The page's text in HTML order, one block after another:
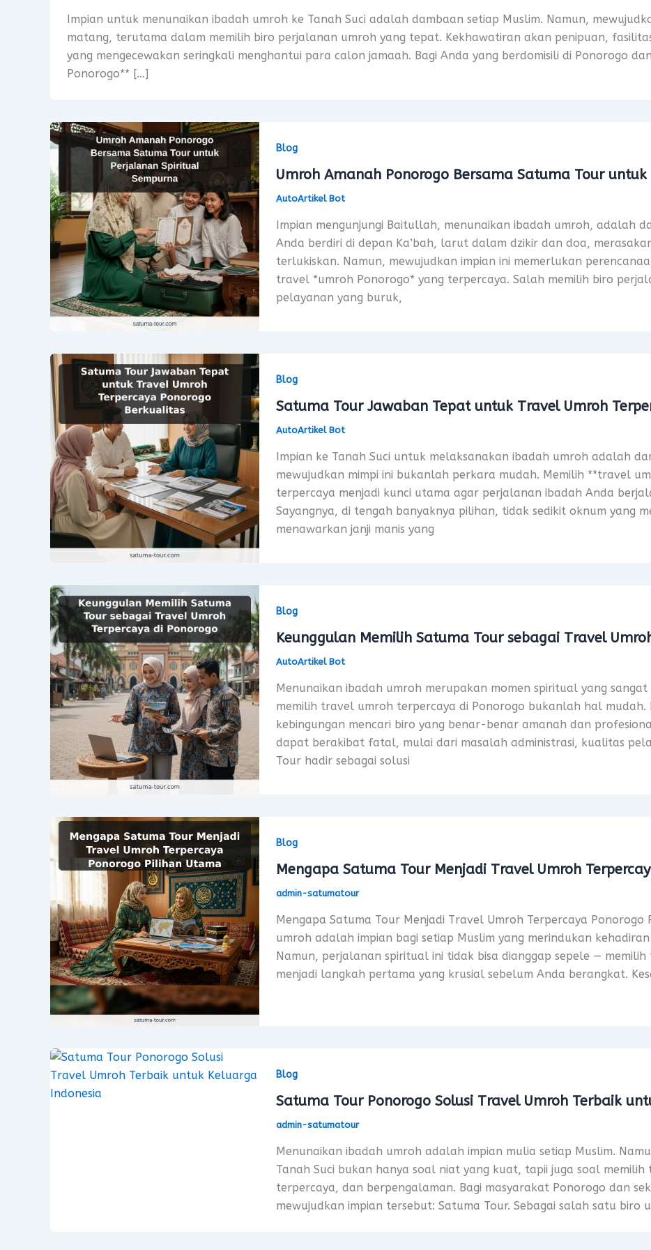
Impian untuk menunaikan ibadah umroh ke Tanah Suci adalah dambaan setiap Muslim. Namun,
matang, terutama dalam memilih biro perjalanan umroh yang tepat. Kekhawatiran akan penipuan,
yang mengecewakan seringkali menghantui para calon jamaah. Bagi Anda yang berdomisili di Ponorogo
Ponorogo** […]
Blog
Umroh Amanah Ponorogo Bersama Satuma Tour
AutoArtikel Bot
Impian mengunjungi Baitullah, menunaikan ibadah umroh, adalah
Anda berdiri di depan Ka’bah, larut dalam dzikir dan doa,
terlukiskan. Namun, mewujudkan impian ini memerlukan
travel *umroh Ponorogo* yang terpercaya. Salah memilih biro
pelayanan yang buruk,
Blog
Satuma Tour Jawaban Tepat untuk Travel Umroh
AutoArtikel Bot
Impian ke Tanah Suci untuk melaksanakan ibadah umroh adalah
mewujudkan mimpi ini bukanlah perkara mudah. Memilih **travel
terpercaya menjadi kunci utama agar perjalanan ibadah Anda
Sayangnya, di tengah banyaknya pilihan, tidak sedikit oknum yang
menawarkan janji manis yang
Blog
Keunggulan Memilih Satuma Tour sebagai Travel
AutoArtikel Bot
Menunaikan ibadah umroh merupakan momen spiritual yang
memilih travel umroh terpercaya di Ponorogo bukanlah hal mudah.
kebingungan mencari biro yang benar-benar amanah dan
dapat berakibat fatal, mulai dari masalah administrasi, kualitas
Tour hadir sebagai solusi
Blog
Mengapa Satuma Tour Menjadi Travel Umroh
admin-satumatour
Mengapa Satuma Tour Menjadi Travel Umroh Terpercaya
umroh adalah impian bagi setiap Muslim yang merindukan
Namun, perjalanan spiritual ini tidak bisa dianggap sepele —
menjadi langkah pertama yang krusial sebelum Anda berangkat.
Blog
Satuma Tour Ponorogo Solusi Travel Umroh Terbaik
admin-satumatour
Menunaikan ibadah umroh adalah impian mulia setiap Muslim.
Tanah Suci bukan hanya soal niat yang kuat, tapii juga soal
terpercaya, dan berpengalaman. Bagi masyarakat Ponorogo dan
mewujudkan impian tersebut: Satuma Tour. Sebagai salah satu biro